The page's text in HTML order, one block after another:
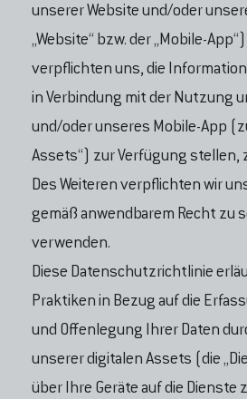
unserer Website und/oder
„Website“ bzw. der „Mobile-
verpflichten uns, die
in Verbindung mit der Nutzung
und/oder unseres Mobile-App
Assets“) zur Verfügung stellen,
Des Weiteren verpflichten wir
gemäß anwendbarem Recht zu
verwenden.
Diese Datenschutzrichtlinie
Praktiken in Bezug auf die
und Offenlegung Ihrer Daten
unserer digitalen Assets (die
über Ihre Geräte auf die Dienste